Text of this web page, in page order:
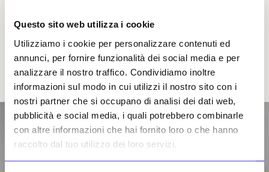
Questo sito web utilizza i cookie
Utilizziamo i cookie per personalizzare contenuti ed
annunci, per fornire funzionalità dei social media e per
analizzare il nostro traffico. Condividiamo inoltre
informazioni sul modo in cui utilizzi il nostro sito con i
nostri partner che si occupano di analisi dei dati web,
pubblicità e social media, i quali potrebbero combinarle
con altre informazioni che hai fornito loro o che hanno
raccolto dal tuo utilizzo dei loro servizi.
Mostra del Cinema di Venezia nel 2022, prima
di essere candidato agli Oscar l’anno
successivo. Nel 2006 è stata nominata
Commendatore delle Arti e delle Lettere dal
Ministero della Cultura francese.